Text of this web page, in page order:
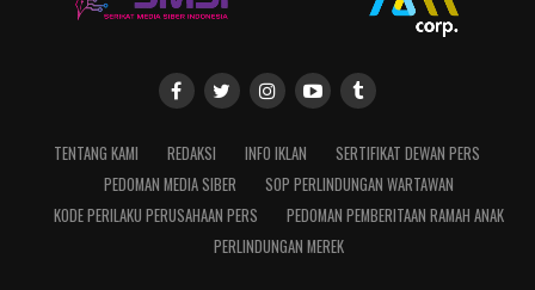
TENTANG KAMI REDAKSI INFO IKLAN
SERTIFIKAT DEWAN PERS
PEDOMAN MEDIA SIBER
SOP PERLINDUNGAN WARTAWAN
KODE PERILAKU PERUSAHAAN PERS
PEDOMAN PEMBERITAAN RAMAH ANAK
PERLINDUNGAN MEREK